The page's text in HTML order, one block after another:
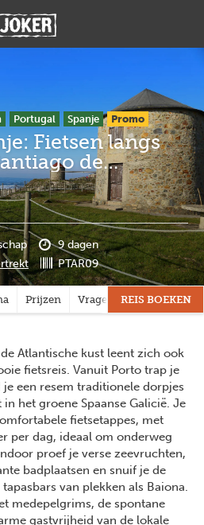
Portugal Spanje Promo
Fietsen langs
de
9 dagen
PTAR09
Prijzen Vragen? REIS BOEKEN
Atlantische kust leent zich ook
fietsreis. Vanuit Porto trap je
een resem traditionele dorpjes
het groene Spaanse Galicië. Je
fietsetappes, met
per dag, ideaal om onderweg
proef je verse zeevruchten,
badplaatsen en snuif je de
van plekken als Baiona.
medepelgrims, de spontane
gastvrijheid van de lokale